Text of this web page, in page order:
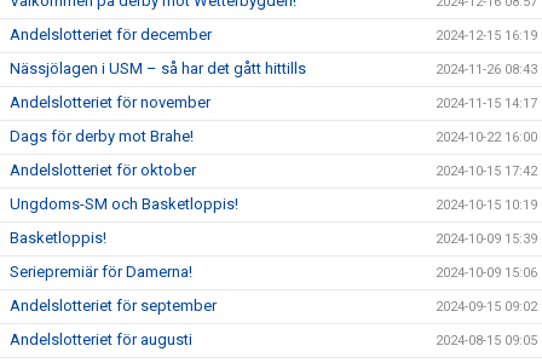
Andelslotteriet för december 2024-12-15 16:19
Nässjölagen i USM – så har det gått hittills 2024-11-26 08:43
Andelslotteriet för november 2024-11-15 14:17
Dags för derby mot Brahe! 2024-10-22 16:00
Andelslotteriet för oktober 2024-10-15 17:42
Ungdoms-SM och Basketloppis! 2024-10-15 10:19
Basketloppis! 2024-10-09 15:39
Seriepremiär för Damerna! 2024-10-09 15:06
Andelslotteriet för september 2024-09-15 09:02
Andelslotteriet för augusti 2024-08-15 09:05